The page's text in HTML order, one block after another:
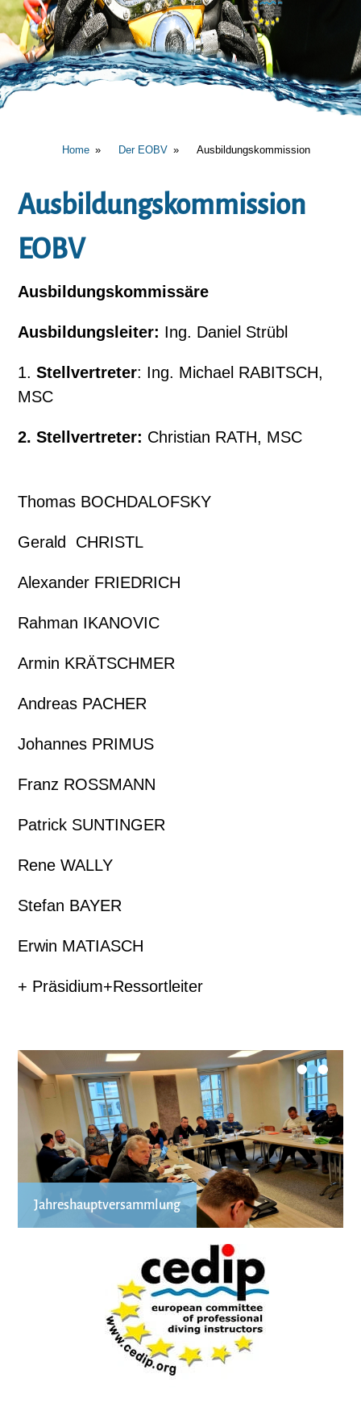
Home Der EOBV Ausbildungskommission
Ausbildungskommission
EOBV
Ausbildungskommissäre
Ausbildungsleiter: Ing. Daniel Strübl
1.Stellvertreter: Ing. Michael RABITSCH,
MSC
2. Stellvertreter: Christian RATH, MSC
Thomas BOCHDALOFSKY
Gerald CHRISTL
Alexander FRIEDRICH
Rahman IKANOVIC
Armin KRÄTSCHMER
Andreas PACHER
Johannes PRIMUS
Franz ROSSMANN
Patrick SUNTINGER
Rene WALLY
Stefan BAYER
Erwin MATIASCH
+ Präsidium+Ressortleiter
•
•
•
Jahreshauptversammlung